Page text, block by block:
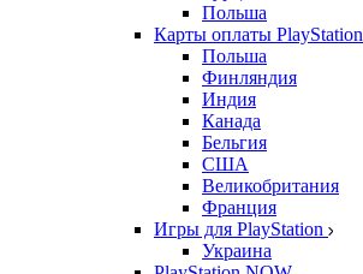
Польша
Карты оплаты PlayStation
Польша
Финляндия
Индия
Канада
Бельгия
США
Великобритания
Франция
Игры для PlayStation
Украина